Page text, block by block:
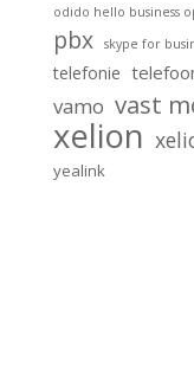
odido hello business
pbx skype for
telefonie
vamo vast
xelion
yealink